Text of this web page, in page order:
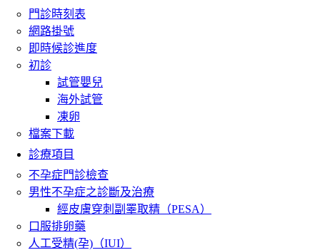
門診時刻表
網路掛號
即時候診進度
初診
試管嬰兒
海外試管
凍卵
檔案下載
診療項目
不孕症門診檢查
男性不孕症之診斷及治療
經皮膚穿刺副睪取精（PESA）
口服排卵藥
人工受精(孕)（IUI）